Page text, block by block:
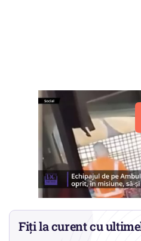
Fiți la curent cu